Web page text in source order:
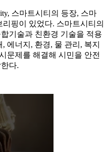
스마트시티의 등장, 스마
핑이 있었다. 스마트시티의
기술과 친환경 기술을 적용
에너지, 환경, 물 관리, 복지
문제를 해결해 시민을 안전
다.